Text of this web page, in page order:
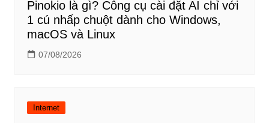
Pinokio là gì? Công cụ cài đặt AI chỉ với
1 cú nhấp chuột dành cho Windows,
macOS và Linux
07/08/2026
Internet